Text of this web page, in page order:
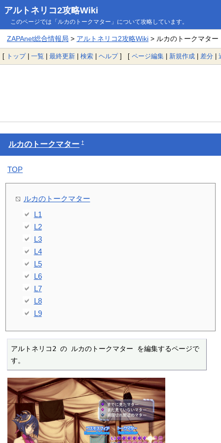
アルトネリコ2攻略Wiki
このページでは「ルカのトークマター」について攻略しています。
ZAPAnet総合情報局 > アルトネリコ2攻略Wiki> ルカのトークマター
[ トップ| 一覧 | 最終更新 | 検索 | ヘルプ] [ ページ編集 | 新規作成 | 差分 |
ルカのトークマター †
TOP
ルカのトークマター
L1
L2
L3
L4
L5
L6
L7
L8
L9
アルトネリコ2 の ルカのトークマター を編集するページで
す。